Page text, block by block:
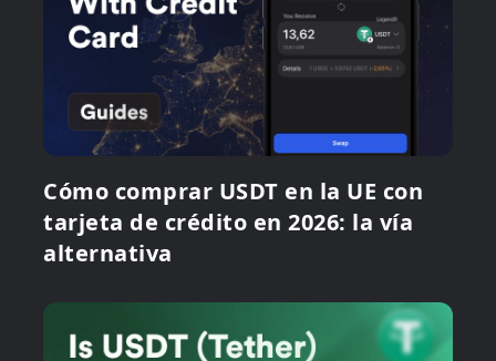
Cómo comprar USDT en la UE con
tarjeta de crédito en 2026: la vía
alternativa